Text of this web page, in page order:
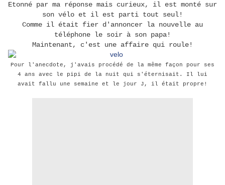
Etonné par ma réponse mais curieux, il est monté sur
son vélo et il est parti tout seul!
Comme il était fier d'annoncer la nouvelle au
téléphone le soir à son papa!
Maintenant, c'est une affaire qui roule!
Pour l'anecdote, j'avais procédé de la même façon pour ses
4 ans avec le pipi de la nuit qui s'éternisait. Il lui
avait fallu une semaine et le jour J, il était propre!